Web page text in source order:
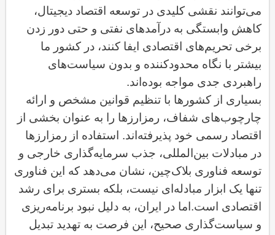
می‌توانند نقشی کلیدی در توسعه اقتصاد دیجیتال،
کاهش وابستگی به درآمدهای نفتی و حتی دور زدن
برخی تحریم‌های اقتصادی ایفا کنند، در کشور ما
بیشتر با نگاه محدودکننده و بدون سیاست‌های
راهبردی جدی مواجه بوده‌اند.
بسیاری از کشورها با تنظیم قوانین مشخص و ارائه
چارچوب‌های شفاف، رمزارزها را به عنوان بخشی از
اقتصاد رسمی خود پذیرفته‌اند. استفاده از رمزارزها
در مبادلات بین‌المللی، جذب سرمایه‌گذاری خارجی و
توسعه فناوری بلاک‌چین، نشان می‌دهد که این فناوری
تنها یک ابزار مبادله‌ای نیست، بلکه بستری برای رشد
اقتصادی است. اما در ایران، به دلیل نبود برنامه‌ریزی
و سیاست‌گذاری صحیح، این فرصت به تهدید تبدیل